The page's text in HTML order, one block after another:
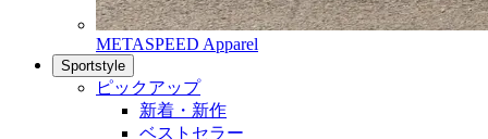
METASPEED Apparel
Sportstyle
ピックアップ
新着・新作
ベストセラー